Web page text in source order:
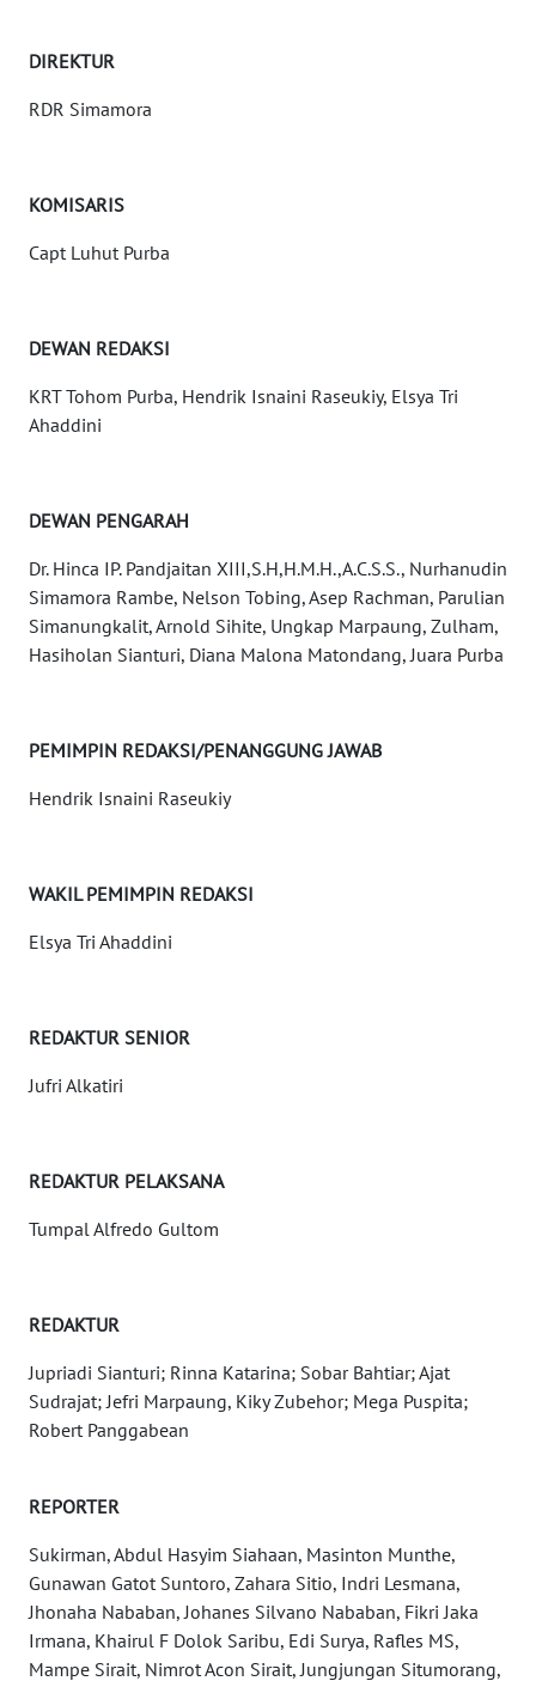
DIREKTUR
RDR Simamora
KOMISARIS
Capt Luhut Purba
DEWAN REDAKSI
KRT Tohom Purba, Hendrik Isnaini Raseukiy, Elsya Tri
Ahaddini
DEWAN PENGARAH
Dr. Hinca IP. Pandjaitan XIII,S.H,H.M.H.,A.C.S.S., Nurhanudin
Simamora Rambe, Nelson Tobing, Asep Rachman, Parulian
Simanungkalit, Arnold Sihite, Ungkap Marpaung, Zulham,
Hasiholan Sianturi, Diana Malona Matondang, Juara Purba
PEMIMPIN REDAKSI/PENANGGUNG JAWAB
Hendrik Isnaini Raseukiy
WAKIL PEMIMPIN REDAKSI
Elsya Tri Ahaddini
REDAKTUR SENIOR
Jufri Alkatiri
REDAKTUR PELAKSANA
Tumpal Alfredo Gultom
REDAKTUR
Jupriadi Sianturi; Rinna Katarina; Sobar Bahtiar; Ajat
Sudrajat; Jefri Marpaung, Kiky Zubehor; Mega Puspita;
Robert Panggabean
REPORTER
Sukirman, Abdul Hasyim Siahaan, Masinton Munthe,
Gunawan Gatot Suntoro, Zahara Sitio, Indri Lesmana,
Jhonaha Nababan, Johanes Silvano Nababan, Fikri Jaka
Irmana, Khairul F Dolok Saribu, Edi Surya, Rafles MS,
Mampe Sirait, Nimrot Acon Sirait, Jungjungan Situmorang,
KAMI
MEDIA
KARIR
DISCLAIMER
Regional
SUMUT
WN
JABAR
WN
WN
PAPUA
WN
WN
SERAMBI
WN
JAMBI
WN
SULTRA
WN